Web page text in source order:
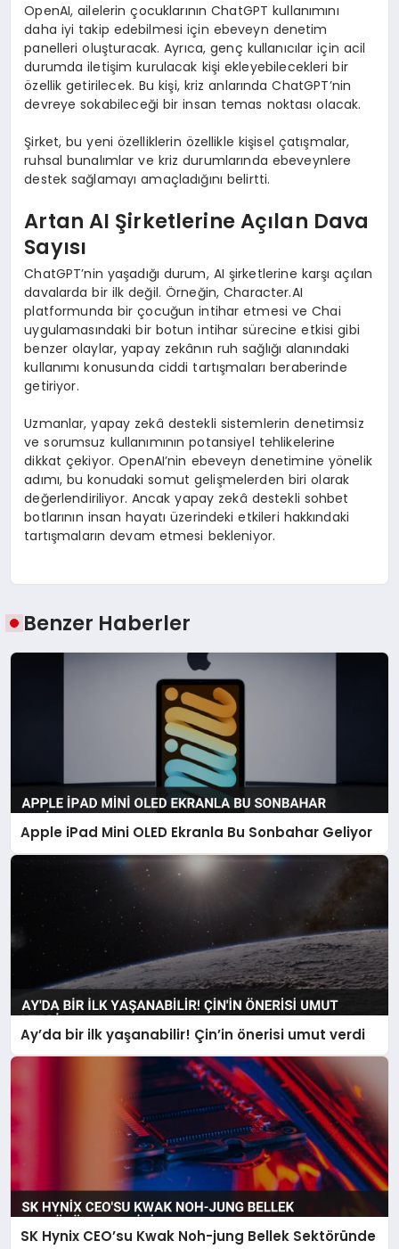
OpenAI, ailelerin çocuklarının ChatGPT kullanımını
daha iyi takip edebilmesi için ebeveyn denetim
panelleri oluşturacak. Ayrıca, genç kullanıcılar için acil
durumda iletişim kurulacak kişi ekleyebilecekleri bir
özellik getirilecek. Bu kişi, kriz anlarında ChatGPT’nin
devreye sokabileceği bir insan temas noktası olacak.
Şirket, bu yeni özelliklerin özellikle kişisel çatışmalar,
ruhsal bunalımlar ve kriz durumlarında ebeveynlere
destek sağlamayı amaçladığını belirtti.
Artan AI Şirketlerine Açılan Dava
Sayısı
ChatGPT’nin yaşadığı durum, AI şirketlerine karşı açılan
davalarda bir ilk değil. Örneğin, Character.AI
platformunda bir çocuğun intihar etmesi ve Chai
uygulamasındaki bir botun intihar sürecine etkisi gibi
benzer olaylar, yapay zekânın ruh sağlığı alanındaki
kullanımı konusunda ciddi tartışmaları beraberinde
getiriyor.
Uzmanlar, yapay zekâ destekli sistemlerin denetimsiz
ve sorumsuz kullanımının potansiyel tehlikelerine
dikkat çekiyor. OpenAI’nin ebeveyn denetimine yönelik
adımı, bu konudaki somut gelişmelerden biri olarak
değerlendiriliyor. Ancak yapay zekâ destekli sohbet
botlarının insan hayatı üzerindeki etkileri hakkındaki
tartışmaların devam etmesi bekleniyor.
Benzer Haberler
Apple iPad Mini OLED Ekranla Bu Sonbahar Geliyor
Ay’da bir ilk yaşanabilir! Çin’in önerisi umut verdi
SK Hynix CEO’su Kwak Noh-jung Bellek Sektöründe